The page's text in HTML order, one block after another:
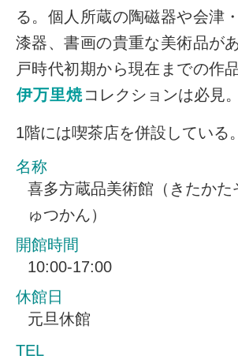
る。個人所蔵の陶磁器や会津
漆器、書画の貴重な美術品が
戸時代初期から現在までの作
伊万里焼コレクションは必見。
1階には喫茶店を併設している。
名称
喜多方蔵品美術館（きたかた
ゅつかん）
開館時間
10:00-17:00
休館日
元旦休館
TEL